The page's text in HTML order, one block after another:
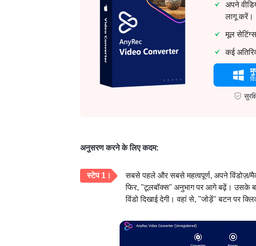
अपने
लागू करें।
मूल सेटिंग्स
कई
अनुसरण करने के लिए कदम:
स्टेप 1।
सबसे पहले और सबसे महत्वपूर्ण, अपने विंडोज़/
फिर, "टूलबॉक्स" अनुभाग पर आगे बढ़ें। उसके
विंडो दिखाई देगी। वहां से, "जोड़ें" बटन पर